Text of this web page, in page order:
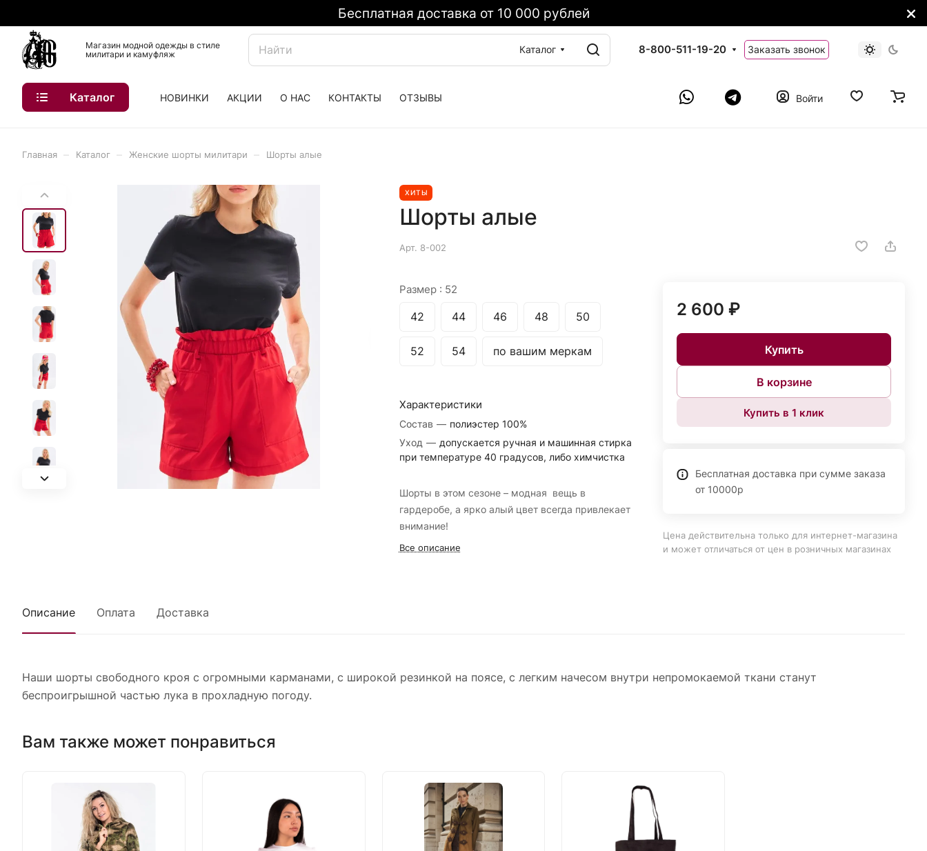
Бесплатная доставка от 10 000 рублей
Магазин модной одежды в стиле
милитари и камуфляж
Каталог 8-800-511-19-20 Заказать звонок
Каталог НОВИНКИ АКЦИИ О НАС КОНТАКТЫ ОТЗЫВЫ Войти
Главная Каталог Женские шорты милитари Шорты алые
ХИТЫ
Шорты алые
Арт. 8-002
Размер : 52
42 44 46 48 50
52 54 по вашим меркам
Характеристики
Состав — полиэстер 100%
Уход — допускается ручная и машинная стирка
при температуре 40 градусов, либо химчистка
Шорты в этом сезоне – модная вещь в
гардеробе, а ярко алый цвет всегда привлекает
внимание!
Все описание
2 600 ₽
Купить
В корзине
Купить в 1 клик
Бесплатная доставка при сумме заказа
от 10000р
Цена действительна только для интернет-магазина
и может отличаться от цен в розничных магазинах
Описание Оплата Доставка
Наши шорты свободного кроя с огромными карманами, с широкой резинкой на поясе, с легким начесом внутри непромокаемой ткани станут
беспроигрышной частью лука в прохладную погоду.
Вам также может понравиться